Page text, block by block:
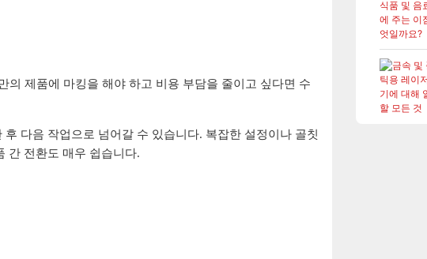
의 제품에 마킹을 해야 하고 비용 부담을 줄이고 싶다면 수
다음 작업으로 넘어갈 수 있습니다. 복잡한 설정이나 골칫
간 전환도 매우 쉽습니다.